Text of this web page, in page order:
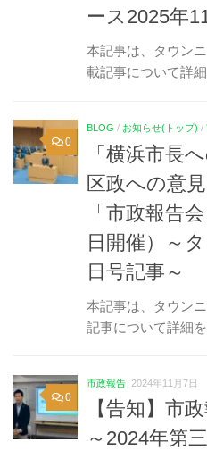
ース2025年
本記事は、タウン
載記事について詳
0
BLOG / お知らせ(トップ) /
「横浜市長
区政への意
「市政報告
日開催）～
日号記事～
本記事は、タウン
記事について詳細
0
市政報告 2024年11月7日
【告知】市
～2024年第